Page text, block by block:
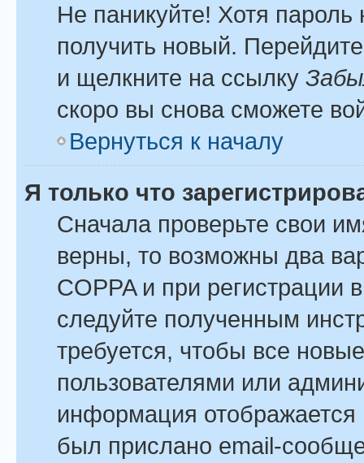
Не паникуйте! Хотя пароль
получить новый.
и щелкните на ссылку
скоро вы снова сможете
Вернуться к началу
Я только что
Сначала проверьте свои
верны, то возможны два
COPPA и при регистрации
следуйте полученным
требуется, чтобы все
пользователями или
информация отображается
был прислано email-